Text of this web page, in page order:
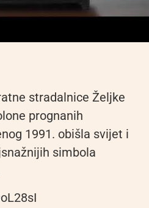
stradalnice Željke
prognanih
1991. obišla svijet i
simbola